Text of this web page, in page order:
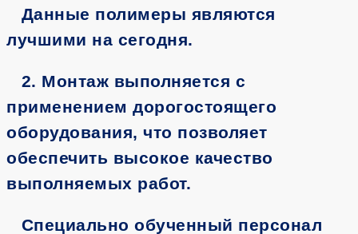
Данные полимеры являются
лучшими на сегодня.
2. Монтаж выполняется с
применением дорогостоящего
оборудования, что позволяет
обеспечить высокое качество
выполняемых работ.
Специально обученный персонал